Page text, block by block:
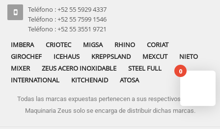
Teléfono : +52 55 5929 4337
Teléfono : +52 55 7599 1546
Teléfono : +52 55 3551 9721
IMBERA
CRIOTEC MIGSA RHINO
CORIAT
GIROCHEF
ICEHAUS KREPPSLAND MEXCUT
NIETO
MIXER
ZEUS ACERO INOXIDABLE
STEEL FULL
INTERNATIONAL
KITCHENAID ATOSA
Todas las marcas expuestas pertenecen a sus respectivos dueños
Maquinaria Zeus solo se encarga de distribuir dichas marcas.
0